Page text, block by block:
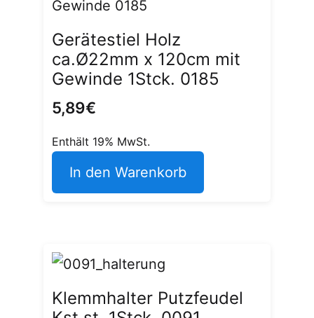
Gerätestiel Holz
ca.Ø22mm x 120cm mit
Gewinde 1Stck. 0185
5,89€
Enthält 19% MwSt.
In den Warenkorb
Klemmhalter Putzfeudel